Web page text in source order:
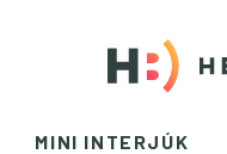
MINI INTERJÚK